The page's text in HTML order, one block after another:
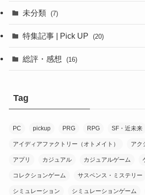
(6)
(1)
(2)
(1) (1)
(20)
未分類 (7)
特集記事 | Pick UP (20)
総評・感想 (16)
Tag
PC pickup PRG RPG SF・近未来
アイディアファクトリー（オトメイト） アク
アプリ カジュアル カジュアルゲーム
コレクションゲーム サスペンス・ミステリー
シミュレーション シミュレーションゲーム